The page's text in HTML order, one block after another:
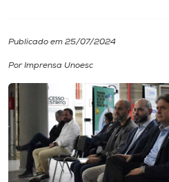
Diplomados
Cultura
CPA
Publicado em 25/07/2024
Por Imprensa Unoesc